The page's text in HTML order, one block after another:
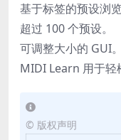
基于标签的预设浏览
超过 100 个预设。
可调整大小的 GUI。
MIDI Learn 用于轻
© 版权声明